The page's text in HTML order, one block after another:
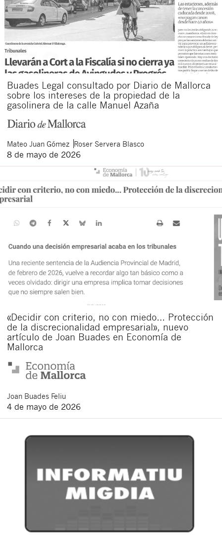
Buades Legal consultado por Diario de Mallorca
sobre los intereses de la propiedad de la
gasolinera de la calle Manuel Azaña
Mateo Juan Gómez Roser Servera Blasco
8 de mayo de 2026
«Decidir con criterio, no con miedo… Protección
de la discrecionalidad empresarial», nuevo
artículo de Joan Buades en Economía de
Mallorca
Joan Buades Feliu
4 de mayo de 2026